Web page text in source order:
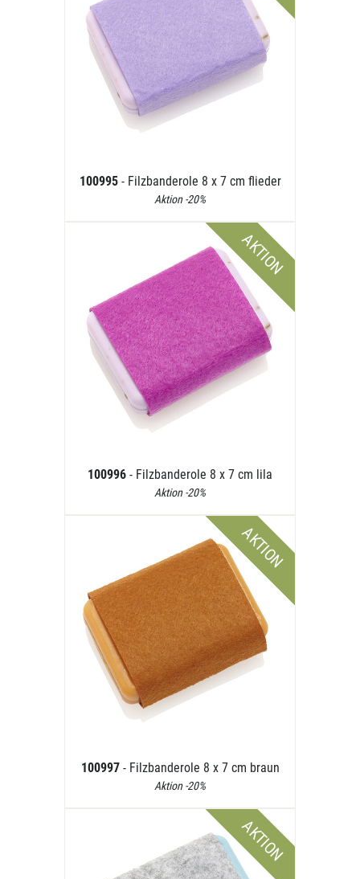
100995 - Filzbanderole 8 x 7 cm flieder
Aktion -20%
AKTION
100996 - Filzbanderole 8 x 7 cm lila
Aktion -20%
AKTION
100997 - Filzbanderole 8 x 7 cm braun
Aktion -20%
AKTION